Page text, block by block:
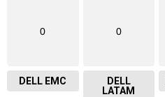
0
DELL EMC
0
DELL
LATAM